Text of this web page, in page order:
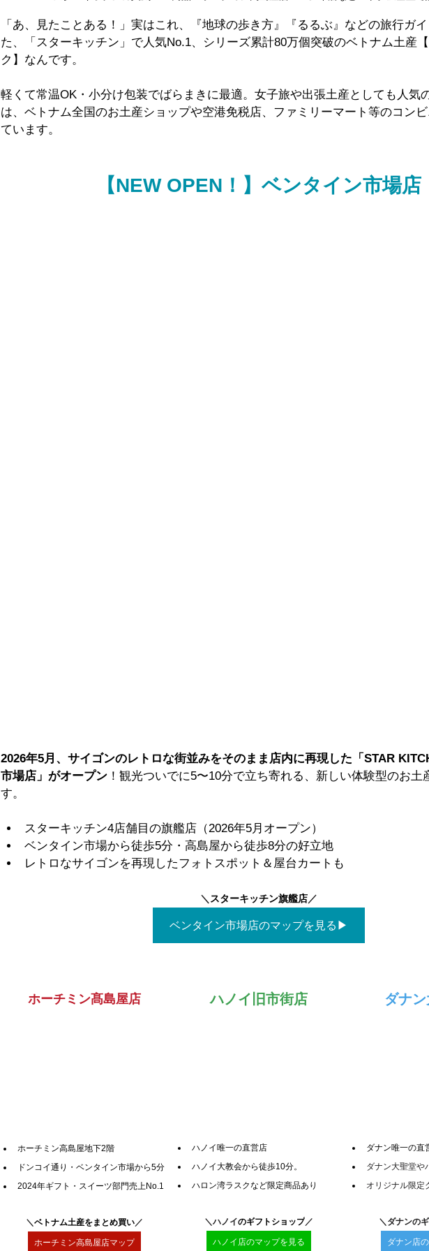
「あ、見たことある！」実はこれ、『地球の歩き方』『るるぶ』などの旅行ガ
た、「スターキッチン」で人気No.1、シリーズ累計80万個突破のベトナム土産
ク】なんです。
軽くて常温OK・小分け包装でばらまきに最適。女子旅や出張土産としても人気
は、ベトナム全国のお土産ショップや空港免税店、ファミリーマート等のコン
ています。
【NEW OPEN！】ベンタイン市場店
2026年5月、サイゴンのレトロな街並みをそのまま店内に再現した「STAR
市場店」がオープン ！観光ついでに5〜10分で立ち寄れる、新しい体験型のお土
す。
スターキッチン4店舗目の旗艦店（2026年5月オープン）
ベンタイン市場から徒歩5分・高島屋から徒歩8分の好立地
レトロなサイゴンを再現したフォトスポット＆屋台カートも
＼ スターキッチン旗艦店／
ベンタイン市場店のマップを見る▶
ホーチミン髙島屋店
ホーチミン高島屋地下2階
ドンコイ通り・ベンタイン市場から5分
2024年ギフト・スイーツ部門売上No.1
＼ ベトナム土産をまとめ買い ／
ホーチミン高島屋店マップ
ハノイ旧市街店
ハノイ唯一の直営店
ハノイ大教会から徒歩10分。
ハロン湾ラスクなど限定商品あり
＼ハノイのギフトショップ ／
ハノイ店のマップを見る
ダナ
ダナン唯一の直
ダナン大聖堂や
オリジナル限定
＼ダナンの
ダナン店